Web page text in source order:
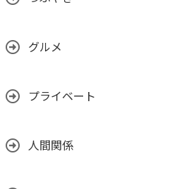
グルメ
プライベート
人間関係